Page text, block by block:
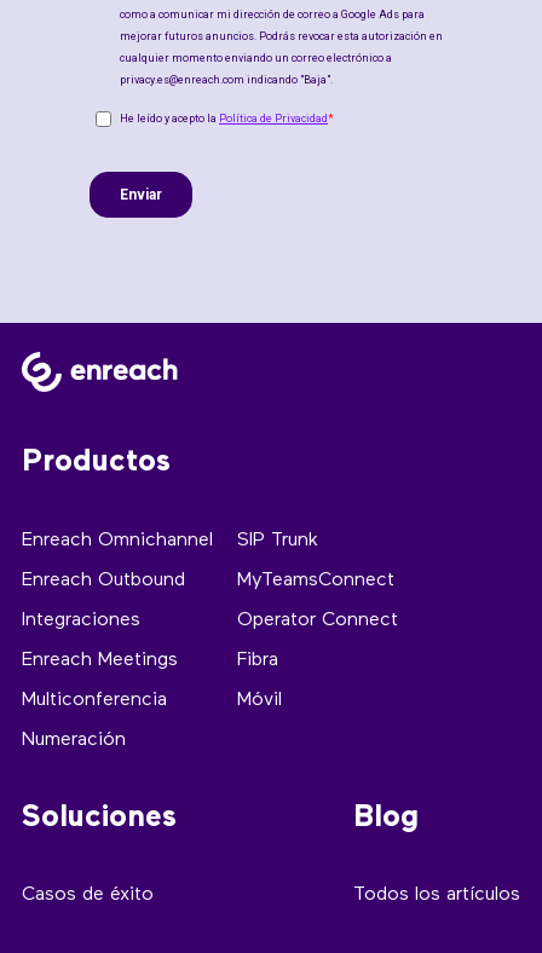
Productos
Enreach Omnichannel
Enreach Outbound
Integraciones
Enreach Meetings
Multiconferencia
Numeración
SIP Trunk
MyTeamsConnect
Operator Connect
Fibra
Móvil
Soluciones
Casos de éxito
Blog
Todos los artículos